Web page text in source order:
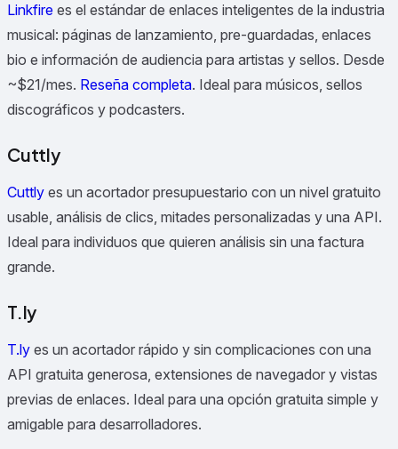
Linkfire es el estándar de enlaces inteligentes de la industria
musical: páginas de lanzamiento, pre-guardadas, enlaces
bio e información de audiencia para artistas y sellos. Desde
~$21/mes. Reseña completa. Ideal para músicos, sellos
discográficos y podcasters.
Cuttly
Cuttly es un acortador presupuestario con un nivel gratuito
usable, análisis de clics, mitades personalizadas y una API.
Ideal para individuos que quieren análisis sin una factura
grande.
T.ly
T.ly es un acortador rápido y sin complicaciones con una
API gratuita generosa, extensiones de navegador y vistas
previas de enlaces. Ideal para una opción gratuita simple y
amigable para desarrolladores.